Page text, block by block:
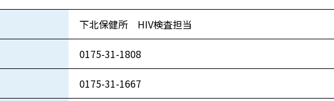
下北保健所 HIV検査担当
0175-31-1808
0175-31-1667